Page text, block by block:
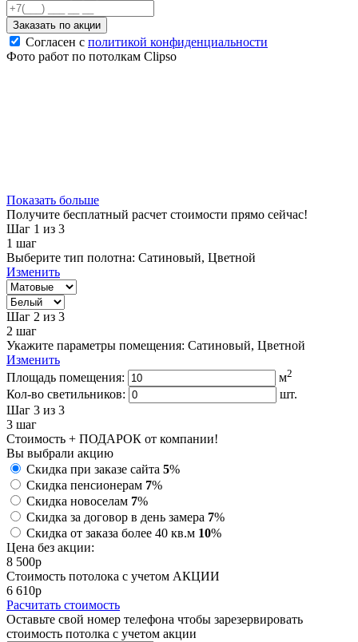
Заказать по акции
Согласен с политикой конфиденциальности
Фото работ по потолкам Clipso
Показать больше
Получите бесплатный расчет стоимости прямо сейчас!
Шаг 1 из 3
1 шаг
Выберите тип полотна: Сатиновый, Цветной
Изменить
Шаг 2 из 3
2 шаг
Укажите параметры помещения: Сатиновый, Цветной
Изменить
Площадь помещения:
м2
Кол-во светильников:
шт.
Шаг 3 из 3
3 шаг
Стоимость + ПОДАРОК от компании!
Вы выбрали акцию
Скидка при заказе сайта 5%
Скидка пенсионерам 7%
Скидка новоселам 7%
Скидка за договор в день замера 7%
Скидка от заказа более 40 кв.м 10%
Цена без акции:
8 500p
Стоимость потолока с учетом АКЦИИ
6 610p
Расчитать стоимость
Оставьте свой номер телефона чтобы зарезервировать
стоимость потолка с учетом акции